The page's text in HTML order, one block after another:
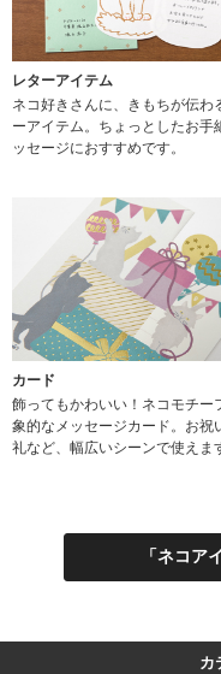
レターアイテム
ネコ好きさんに、きもちが伝わ
ーアイテム。ちょっとしたお手
ッセージにおすすめです。
カード
飾ってもかわいい！ネコモチー
象的なメッセージカード。お祝
礼など、幅広いシーンで使えま
「ネコア
カ